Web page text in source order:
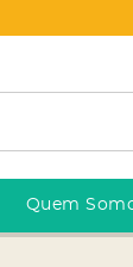
Quem